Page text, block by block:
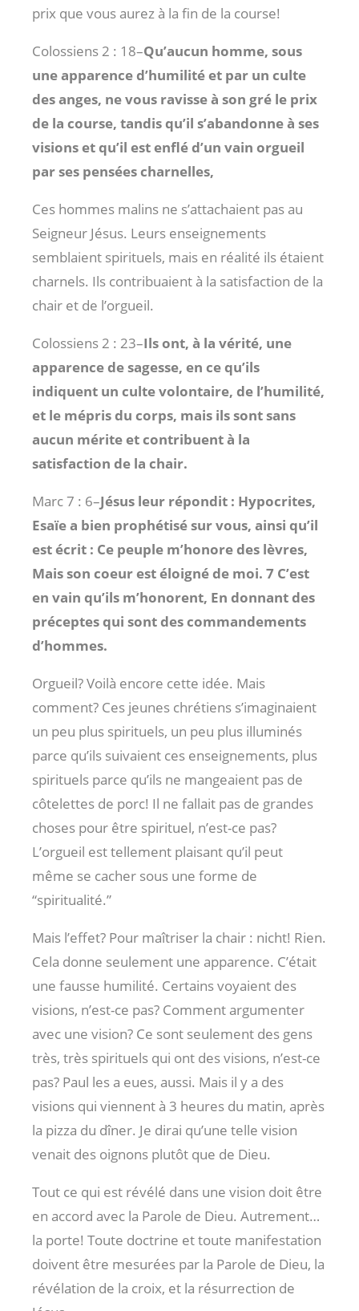
prix que vous aurez à la fin de la course!
Colossiens 2 : 18–Qu’aucun homme, sous
une apparence d’humilité et par un culte
des anges, ne vous ravisse à son gré le prix
de la course, tandis qu’il s’abandonne à ses
visions et qu’il est enflé d’un vain orgueil
par ses pensées charnelles,
Ces hommes malins ne s’attachaient pas au
Seigneur Jésus. Leurs enseignements
semblaient spirituels, mais en réalité ils étaient
charnels. Ils contribuaient à la satisfaction de la
chair et de l’orgueil.
Colossiens 2 : 23–Ils ont, à la vérité, une
apparence de sagesse, en ce qu’ils
indiquent un culte volontaire, de l’humilité,
et le mépris du corps, mais ils sont sans
aucun mérite et contribuent à la
satisfaction de la chair.
Marc 7 : 6–Jésus leur répondit : Hypocrites,
Esaïe a bien prophétisé sur vous, ainsi qu’il
est écrit : Ce peuple m’honore des lèvres,
Mais son coeur est éloigné de moi. 7 C’est
en vain qu’ils m’honorent, En donnant des
préceptes qui sont des commandements
d’hommes.
Orgueil? Voilà encore cette idée. Mais
comment? Ces jeunes chrétiens s’imaginaient
un peu plus spirituels, un peu plus illuminés
parce qu’ils suivaient ces enseignements, plus
spirituels parce qu’ils ne mangeaient pas de
côtelettes de porc! Il ne fallait pas de grandes
choses pour être spirituel, n’est-ce pas?
L’orgueil est tellement plaisant qu’il peut
même se cacher sous une forme de
“spiritualité.”
Mais l’effet? Pour maîtriser la chair : nicht! Rien.
Cela donne seulement une apparence. C’était
une fausse humilité. Certains voyaient des
visions, n’est-ce pas? Comment argumenter
avec une vision? Ce sont seulement des gens
très, très spirituels qui ont des visions, n’est-ce
pas? Paul les a eues, aussi. Mais il y a des
visions qui viennent à 3 heures du matin, après
la pizza du dîner. Je dirai qu’une telle vision
venait des oignons plutôt que de Dieu.
Tout ce qui est révélé dans une vision doit être
en accord avec la Parole de Dieu. Autrement…
la porte! Toute doctrine et toute manifestation
doivent être mesurées par la Parole de Dieu, la
révélation de la croix, et la résurrection de